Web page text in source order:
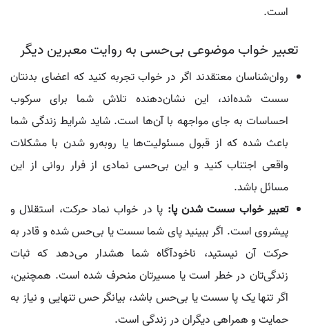
است.
تعبیر خواب موضوعی بی‌حسی به روایت معبرین دیگر
روان‌شناسان معتقدند اگر در خواب تجربه کنید که اعضای بدنتان
سست شده‌اند، این نشان‌دهنده تلاش شما برای سرکوب
احساسات به جای مواجهه با آن‌ها است. شاید شرایط زندگی شما
باعث شده که از قبول مسئولیت‌ها یا روبه‌رو شدن با مشکلات
واقعی اجتناب کنید و این بی‌حسی نمادی از فرار روانی از این
مسائل باشد.
تعبیر خواب سست شدن پا: پا در خواب نماد حرکت، استقلال و
پیشروی است. اگر ببینید پای شما سست یا بی‌حس شده و قادر به
حرکت آن نیستید، ناخودآگاه شما هشدار می‌دهد که ثبات
زندگی‌تان در خطر است یا مسیرتان منحرف شده است. همچنین،
اگر تنها یک پا سست یا بی‌حس باشد، بیانگر حس تنهایی و نیاز به
حمایت و همراهی دیگران در زندگی است.